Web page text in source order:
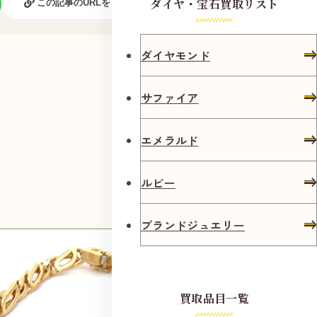
この記事のURLをコピーするダイヤ・宝石買取リスト
ダイヤモンド
サファイア
エメラルド
ルビー
ブランドジュエリー
買取品目一覧